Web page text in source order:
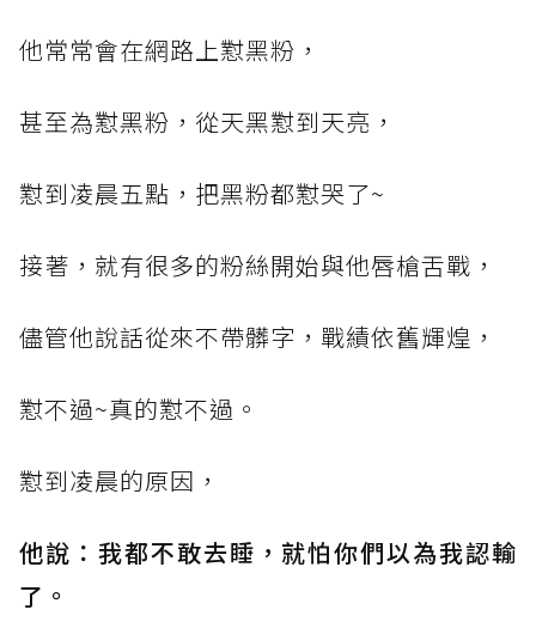
他常常會在網路上懟黑粉，
甚至為懟黑粉，從天黑懟到天亮，
懟到凌晨五點，把黑粉都懟哭了~
接著，就有很多的粉絲開始與他唇槍舌戰，
儘管他說話從來不帶髒字，戰績依舊輝煌，
懟不過~真的懟不過。
懟到凌晨的原因，
他說：我都不敢去睡，就怕你們以為我認輸
了。